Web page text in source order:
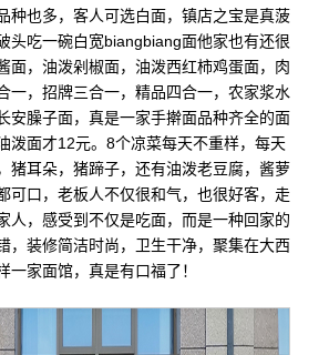
种也多，客人可选白面，镇店之宝是真菠
头吃一碗白宽biangbiang面他家也有还很
面，油泼剁椒面，油泼西红柿鸡蛋面，肉
一，招牌三合一，精品四合一，农家浆水
安臊子面，真是一家手擀面品种齐全的面
泼面才12元。8个凉菜每天不重样，每天
猪耳朵，猪蹄子，还有油泼老豆腐，酱萝
可口，老板人不仅很和气，也很好客，走
人，感受到不仅是吃面，而是一种回家的
，装修简洁时尚，卫生干净，聚集在大西
一家面馆，真是有口福了！